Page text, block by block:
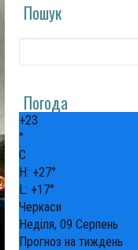
Пошук
Погода
+23
°
C
H: +27°
L: +17°
Черкаси
Неділя, 09 Серпень
Прогноз на тиждень